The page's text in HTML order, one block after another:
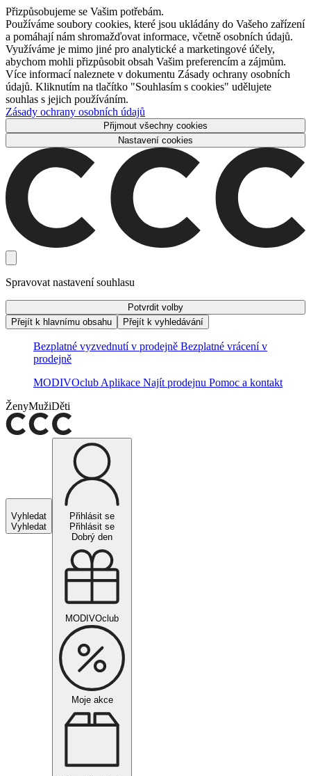
Přizpůsobujeme se Vašim potřebám.
Používáme soubory cookies, které jsou ukládány do Vašeho zařízení
a pomáhají nám shromažďovat informace, včetně osobních údajů.
Využíváme je mimo jiné pro analytické a marketingové účely,
abychom mohli přizpůsobit obsah Vašim preferencím a zájmům.
Více informací naleznete v dokumentu Zásady ochrany osobních
údajů. Kliknutím na tlačítko "Souhlasím s cookies" udělujete
souhlas s jejich používáním.
Zásady ochrany osobních údajů
Přijmout všechny cookies
Nastavení cookies
Spravovat nastavení souhlasu
Potvrdit volby
Přejít k hlavnímu obsahu
Přejít k vyhledávání
Bezplatné vyzvednutí v prodejně Bezplatné vrácení v
prodejně
MODIVOclub Aplikace Najít prodejnu Pomoc a kontakt
ŽenyMužiDěti
Vyhledat
Vyhledat
Přihlásit se
Přihlásit se
Dobrý den
MODIVOclub
Moje akce